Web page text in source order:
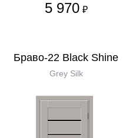
5 970 ₽
Браво-22 Black Shine
Grey Silk